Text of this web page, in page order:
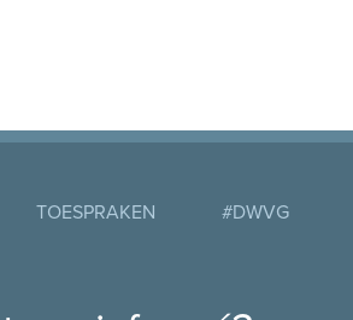
TOESPRAKEN #DWVG